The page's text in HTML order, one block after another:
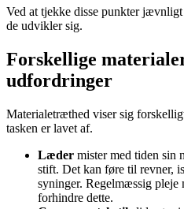
Ved at tjekke disse punkter
de udvikler sig.
Forskellige
udfordringer
Materialetræthed viser sig
tasken er lavet af.
Læder mister med tiden sin
stift. Det kan føre til revner,
syninger. Regelmæssig pleje
forhindre dette.